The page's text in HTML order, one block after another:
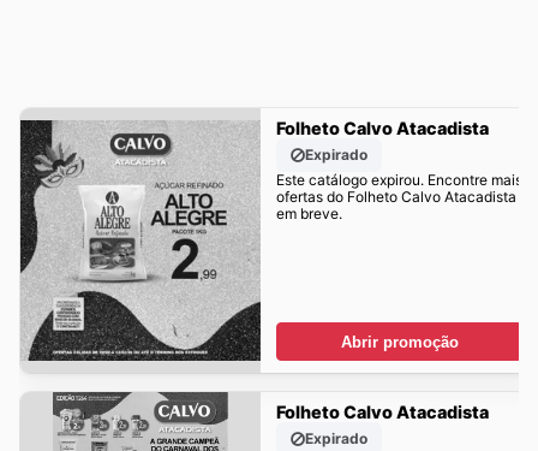
Folheto Calvo Atacadista
Expirado
Este catálogo expirou. Encontre mais
ofertas do Folheto Calvo Atacadista
em breve.
Abrir promoção
Folheto Calvo Atacadista
Expirado